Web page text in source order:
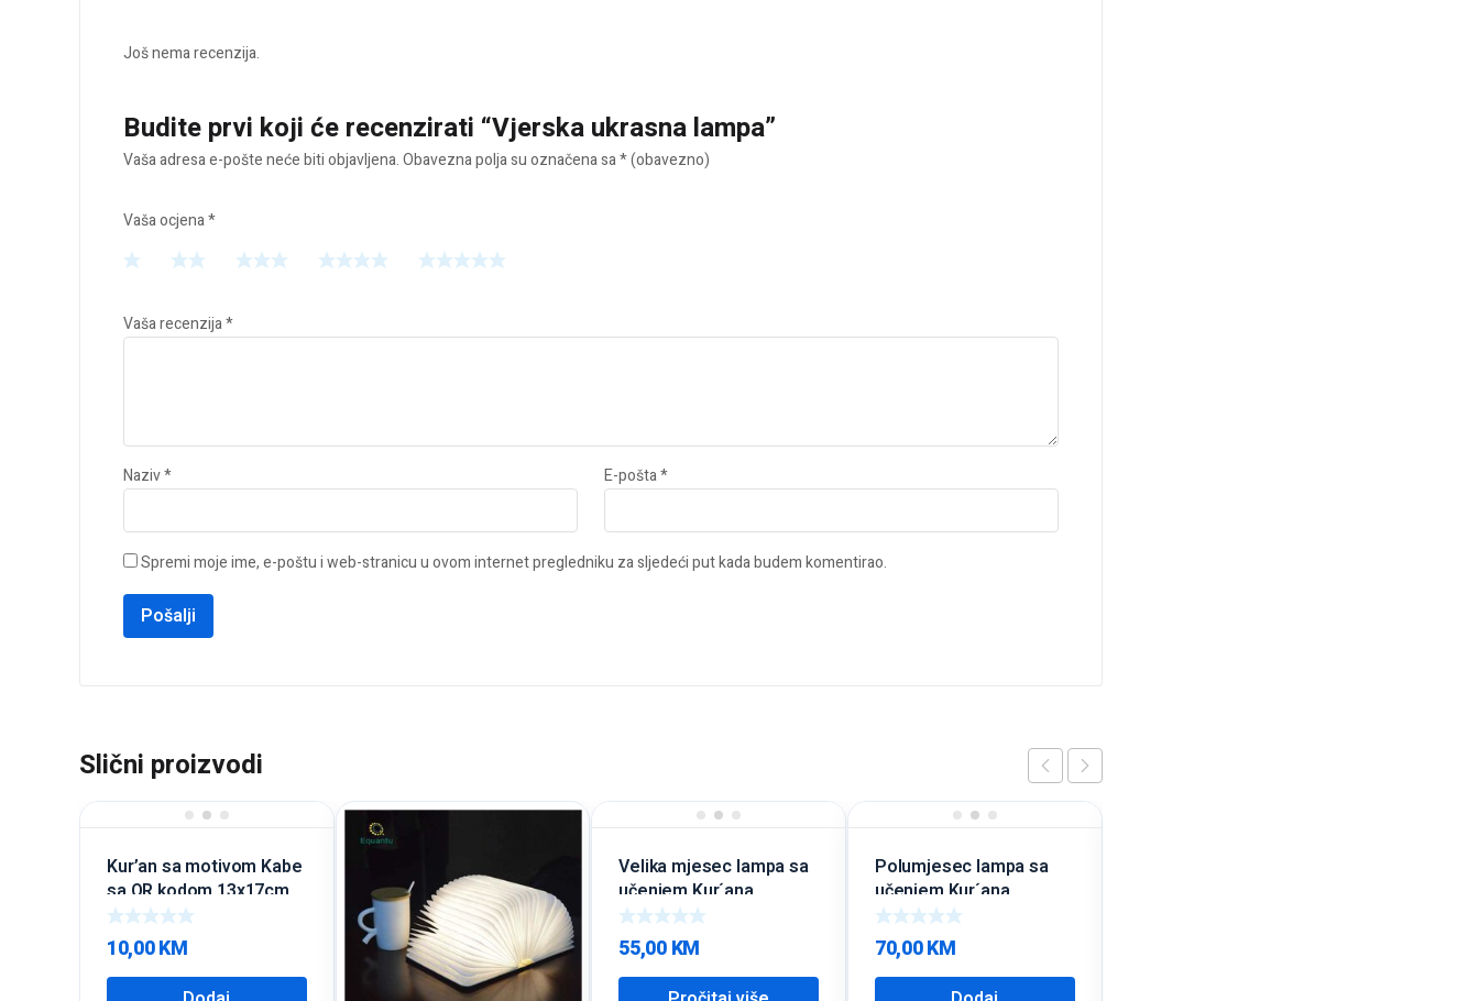
Još nema recenzija.
Budite prvi koji će recenzirati “Vjerska ukrasna lampa”
Vaša adresa e-pošte neće biti objavljena.Obavezna polja su označena sa* (obavezno)
Vaša ocjena*
Vaša recenzija*
Naziv* E-pošta*
Spremi moje ime, e-poštu i web-stranicu u ovom internet pregledniku za sljedeći put kada budem komentirao.
Slični proizvodi
Kur’an sa motivom Kabe
sa QR kodom 13x17cm
10,00KM
Velika mjesec lampa sa
učenjem Kur´ana
55,00KM
Polumjesec lampa sa
učenjem Kur´ana
70,00KM